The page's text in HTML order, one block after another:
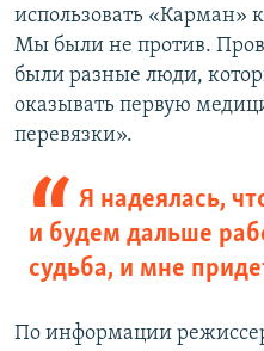
использовать «Карман»
Мы были не против.
были разные люди,
оказывать первую
перевязки».
Я надеялась,
и будем дальше
судьба, и мне
По информации